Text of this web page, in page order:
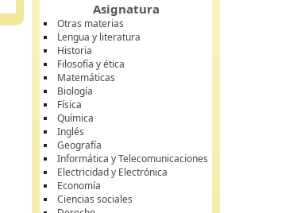
Asignatura
Otras materias
Lengua y literatura
Historia
Filosofía y ética
Matemáticas
Biología
Física
Química
Inglés
Geografía
Informática y Telecomunicaciones
Electricidad y Electrónica
Economía
Ciencias sociales